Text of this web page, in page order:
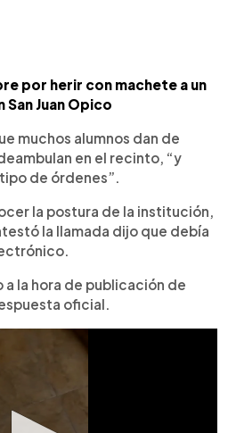
por herir con machete a un
San Juan Opico
muchos alumnos dan de
en el recinto, “y
de órdenes”.
la postura de la institución,
la llamada dijo que debía
a la hora de publicación de
oficial.